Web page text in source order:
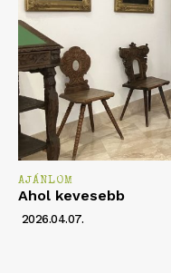
AJÁNLOM
Ahol kevesebb
2026.04.07.